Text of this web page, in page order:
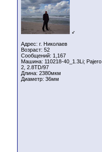
♂
Адрес: г. Николаев
Возраст: 52
Сообщений: 1,167
Машина: 110218-40_1.3Li; Pajero
2, 2.8TD/97
Длина: 2380мкм
Диаметр: 36мм